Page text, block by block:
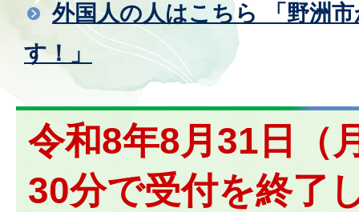
外国人の人はこちら 「野洲
す！」
令和8年8月31日（
30分で受付を終了